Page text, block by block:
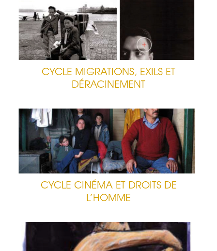
CYCLE MIGRATIONS, EXILS ET
DÉRACINEMENT
CYCLE CINÉMA ET DROITS DE
L’HOMME